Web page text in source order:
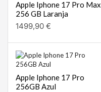
Apple Iphone 17 Pro Max
256 GB Laranja
1499,90 €
Apple Iphone 17 Pro
256GB Azul